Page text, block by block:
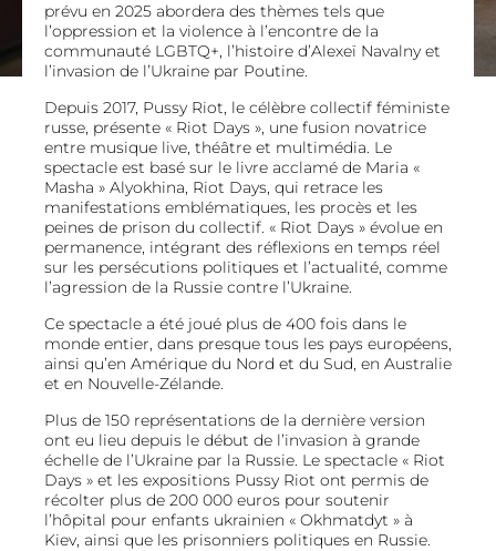
prévu en 2025 abordera des thèmes tels que
l’oppression et la violence à l’encontre de la
communauté LGBTQ+, l’histoire d’Alexeï Navalny et
l’invasion de l’Ukraine par Poutine.
Depuis 2017, Pussy Riot, le célèbre collectif féministe
russe, présente « Riot Days », une fusion novatrice
entre musique live, théâtre et multimédia. Le
spectacle est basé sur le livre acclamé de Maria «
Masha » Alyokhina, Riot Days, qui retrace les
manifestations emblématiques, les procès et les
peines de prison du collectif. « Riot Days » évolue en
permanence, intégrant des réflexions en temps réel
sur les persécutions politiques et l’actualité, comme
l’agression de la Russie contre l’Ukraine.
Ce spectacle a été joué plus de 400 fois dans le
monde entier, dans presque tous les pays européens,
ainsi qu’en Amérique du Nord et du Sud, en Australie
et en Nouvelle-Zélande.
Plus de 150 représentations de la dernière version
ont eu lieu depuis le début de l’invasion à grande
échelle de l’Ukraine par la Russie. Le spectacle « Riot
Days » et les expositions Pussy Riot ont permis de
récolter plus de 200 000 euros pour soutenir
l’hôpital pour enfants ukrainien « Okhmatdyt » à
Kiev, ainsi que les prisonniers politiques en Russie.